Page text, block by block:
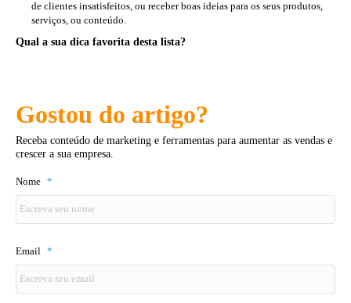
de clientes insatisfeitos, ou receber boas ideias para os seus produtos,
serviços, ou conteúdo.
Qual a sua dica favorita desta lista?
Gostou do artigo?
Receba conteúdo de marketing e ferramentas para aumentar as vendas e
crescer a sua empresa.
Nome *
Email *